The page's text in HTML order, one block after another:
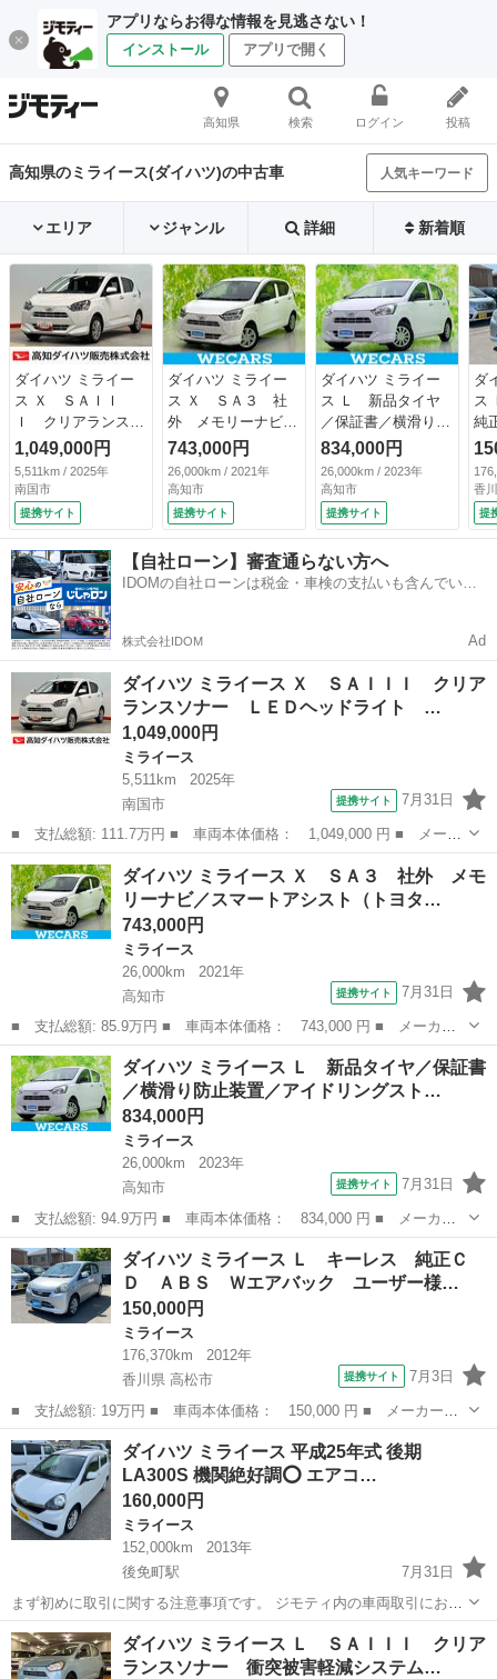
アプリならお得な情報を見逃さない！
インストール アプリで開く
高知県 検索 ログイン 投稿
高知県のミライース(ダイハツ)の中古車 人気キーワード
エリア ジャンル 詳細 新着順
ダイハツ ミライー
ス Ｘ ＳＡＩＩ
Ｉ クリアランスソ
ナー ＬＥＤヘッド
ライト オートライ
ト オートハイビー
ム 衝突被害軽減シ
ステム （検10.9）
1,049,000円
5,511km / 2025年
南国市
提携サイト
ダイハツ ミライー
ス Ｘ ＳＡ３ 社
外 メモリーナビ／
スマートアシスト
（トヨタ・ダイハ
ツ）／車線逸脱防止
支援システム／ヘッ
ドランプ ＬＥＤ／
Ｂｌｕｅｔｏｏｔｈ
接続／ＥＴＣ／横滑
り防止装置／アイド
ルセグＴＶ （車検
743,000円
26,000km / 2021年
高知市
提携サイト
ダイハツ ミライー
ス Ｌ 新品タイヤ
／保証書／横滑り防
止装置／アイドリン
グストップ／禁煙車
／パワーウインドウ
／キーフリーシステ
ム／パワーステアリ
ング／オートライト
／マニュアルエアコ
ン／取扱説明書／パ
834,000円
26,000km / 2023年
高知市
提携サイト
ダ
ス
純
Ｗ
ザ
（
香
提
【自社ローン】審査通らない方へ
IDOMの自社ローンは税金・車検の支払いも含んでいる
株式会社IDOM Ad
ダイハツ ミライース Ｘ ＳＡＩＩＩ クリア
ランスソナー ＬＥＤヘッドライト …
1,049,000円
ミライース
5,511km
2025年
南国市
提携サイト 7月31日
■ 支払総額: 111.7万円 ■ 車両本体価格： 1,049,000 円 ■ メーカ
ー名： ダイハツ ■ 車種名： ミライース ■ グレード名： Ｘ
ＳＡＩＩＩ クリアランスソナー ＬＥＤヘッドライト オートライ
ト オー...
高知 南国市 ミライース
ダイハツ ミライース Ｘ ＳＡ３ 社外 メモ
リーナビ／スマートアシスト（トヨタ…
743,000円
ミライース
26,000km
2021年
高知市
提携サイト 7月31日
■ 支払総額: 85.9万円 ■ 車両本体価格： 743,000 円 ■ メーカー
名： ダイハツ ■ 車種名： ミライース ■ グレード名： Ｘ Ｓ
Ａ３ 社外 メモリーナビ／スマートアシスト（トヨタ・ダイハツ）
／車線逸脱防...
高知 高知市 ミライース
ダイハツ ミライース Ｌ 新品タイヤ／保証書
／横滑り防止装置／アイドリングスト…
834,000円
ミライース
26,000km
2023年
高知市
提携サイト 7月31日
■ 支払総額: 94.9万円 ■ 車両本体価格： 834,000 円 ■ メーカー
名： ダイハツ ■ 車種名： ミライース ■ グレード名： Ｌ 新
品タイヤ／保証書／横滑り防止装置／アイドリングストップ／禁煙車
／パワーウイ...
高知 高知市 ミライース
ダイハツ ミライース Ｌ キーレス 純正Ｃ
Ｄ ＡＢＳ Ｗエアバック ユーザー様…
150,000円
ミライース
176,370km
2012年
香川県 高松市
提携サイト 7月3日
■ 支払総額: 19万円 ■ 車両本体価格： 150,000 円 ■ メーカー
名： ダイハツ ■ 車種名： ミライース ■ グレード名： Ｌ キ
ーレス 純正ＣＤ ＡＢＳ Ｗエアバック ユーザー様下取り車 ■
排気量： 66...
香川 高松市 ミライース
ダイハツ ミライース 平成25年式 後期
LA300S 機関絶好調⭕️ エアコ…
160,000円
ミライース
152,000km
2013年
後免町駅
7月31日
まず初めに取引に関する注意事項です。 ジモティ内の車両取引におい
て、社会通念常識から逸脱した ・引き渡し後、名義変更をしないまま
バックれ ・購入確約後の一方的な値下げ要求 ・支払い能力の無い方か
らの購入連絡、分割要求...
高知 南国市 後免町駅 ミライース
ダイハツ ミライース Ｌ ＳＡＩＩＩ クリア
ランスソナー 衝突被害軽減システム…